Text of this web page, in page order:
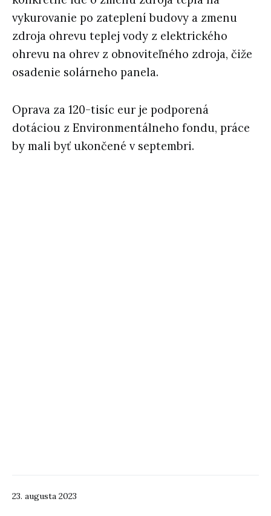
23. augusta 2023
vykurovanie po zateplení budovy a zmenu
zdroja ohrevu teplej vody z elektrického
ohrevu na ohrev z obnoviteľného zdroja, čiže
osadenie solárneho panela.
Oprava za 120-tisíc eur je podporená
dotáciou z Environmentálneho fondu, práce
by mali byť ukončené v septembri.